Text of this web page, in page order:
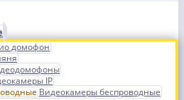
домофон
IP
Видеокамеры беспроводные